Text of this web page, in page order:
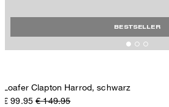
BESTSELLER
Loafer Clapton Harrod, schwarz
€ 99.95 € 149.95